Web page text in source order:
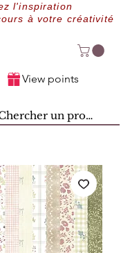
l'inspiration
à votre créativité
View points